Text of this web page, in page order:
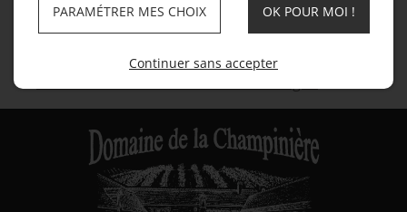
Domaine Viticole à La Chaussée-Saint-Victor
Domaine Viticole à Saint-Gervais-la-Forêt
Domaine Viticole à Vineuil
PARAMÉTRER MES CHOIX OK POUR MOI !
Continuer sans accepter